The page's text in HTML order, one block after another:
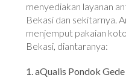
menyediakan layanan
Bekasi dan sekitarnya.
menjemput pakaian
Bekasi, diantaranya:
1. aQualis Pondok Gede